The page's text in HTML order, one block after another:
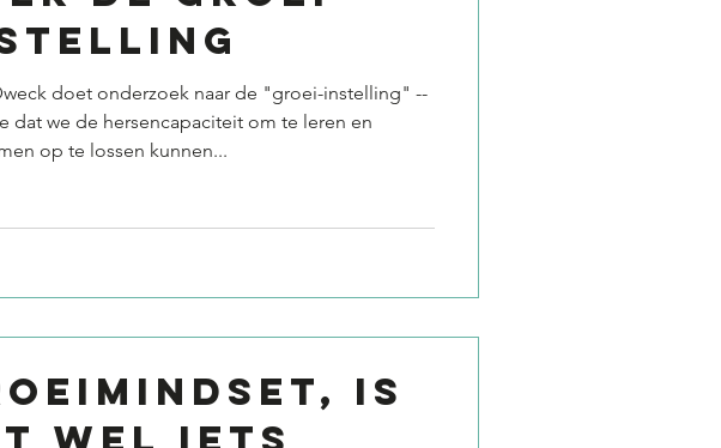
doet onderzoek naar de "groei-instelling" --
dat we de hersencapaciteit om te leren en
op te lossen kunnen...
is